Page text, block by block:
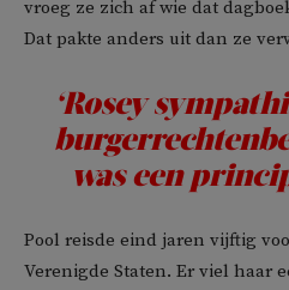
vroeg ze zich af wie dat
Dat pakte anders uit dan ze
‘Rosey
was een
Pool reisde eind jaren vijftig
Verenigde Staten. Er viel haar